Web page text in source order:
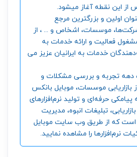
از این نقطه آغاز میشود.
اولین و بزرگترین مرجع
موسسات، اشخاص و ... ، از
مشغول فعالیت و ارائه خدمات به
خدمات به ایرانیان عزیز می
تجربه و بررسی مشکلات و
بازاریابی موسسات، موبایل بانکس
پیامکی حرفه‌ای و تولید نرم‌افزارهای
تبلیغات انبوه، مدیریت
است که از طریق وب سایت موبایل
نرم‌افزارها را مشاهده نمایید.